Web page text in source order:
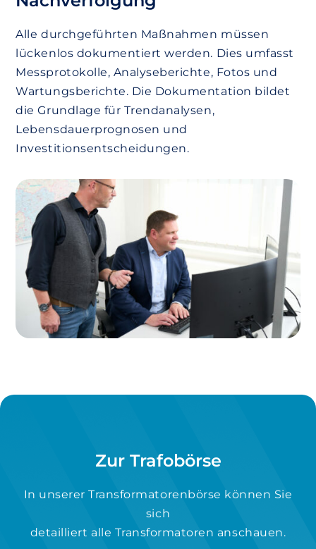
Alle durchgeführten Maßnahmen müssen
lückenlos dokumentiert werden. Dies umfasst
Messprotokolle, Analyseberichte, Fotos und
Wartungsberichte. Die Dokumentation bildet
die Grundlage für Trendanalysen,
Lebensdauerprognosen und
Investitionsentscheidungen.
Zur Trafobörse
In unserer Transformatorenbörse können Sie
sich
detailliert alle Transformatoren anschauen.